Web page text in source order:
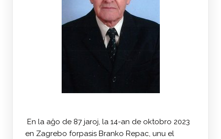
En la aĝo de 87 jaroj, la 14-an de oktobro 2023
en Zagrebo forpasis Branko Repac, unu el